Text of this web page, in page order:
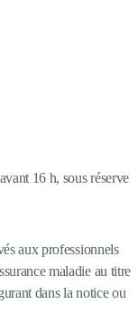
16 h, sous réserve
aux professionnels
maladie au titre
dans la notice ou